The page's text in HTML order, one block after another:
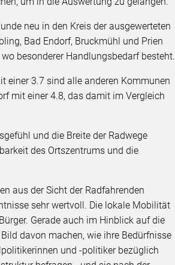
neu in den Kreis der ausgewerteten
Bad Endorf, Bruckmühl und Prien
besonderer Handlungsbedarf besteht.
einer 3.7 sind alle anderen Kommunen
mit einer 4.8, das damit im Vergleich
und die Breite der Radwege
des Ortszentrums und die
aus der Sicht der Radfahrenden
sehr wertvoll. Die lokale Mobilität
Gerade auch im Hinblick auf die
davon machen, wie ihre Bedürfnisse
und -politiker bezüglich